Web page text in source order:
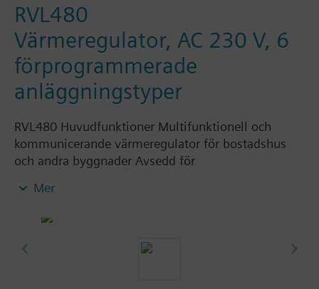
RVL480
Värmeregulator, AC 230 V, 6
förprogrammerade
anläggningstyper
RVL480 Huvudfunktioner Multifunktionell och
kommunicerande värmeregulator för bostadshus
och andra byggnader Avsedd för
eller förreglering Avsedd för värmekällor som t.ex.
Användningsområde Typ av byggnader: En- och
Mer